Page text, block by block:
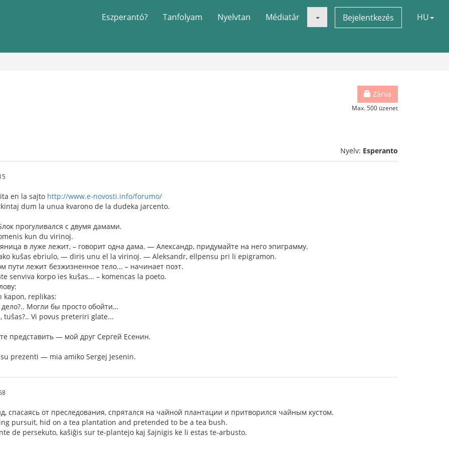
Eszperantó? Tanfolyam Nyelvtan Médiatár Bejelentkezés HU
Zárva
Max. 500 üzenet
Nyelv: Esperanto
en la sajto http://www.e-novosti.info/forumo/
dum la unua kvarono de la dudeka jarcento.
прогуливался с двумя дамами.
kun du virinoj.
в луже лежит, – говорит одна дама. — Александр, придумайте на него эпиграмму.
kuŝas ebriulo, — diris unu el la virinoj. — Aleksandr, ellpensu pri li epigramon.
пути лежит безжизненное тело... – начинает поэт.
senviva korpo ies kuŝas... – komencas la poeto.
kapon, replikas:
дело?.. Могли бы просто обойти…
Vi povus preteriri glate...
представить — мой друг Сергей Есенин.
prezenti — mia amiko Sergej Jesenin.
спасаясь от преследования, спрятался на чайной плантации и притворился чайным кустом.
pursuit, hid on a tea plantation and pretended to be a tea bush.
de persekuto, kaŝiĝis sur te-plantejo kaj ŝajnigis ke li estas te-arbusto.